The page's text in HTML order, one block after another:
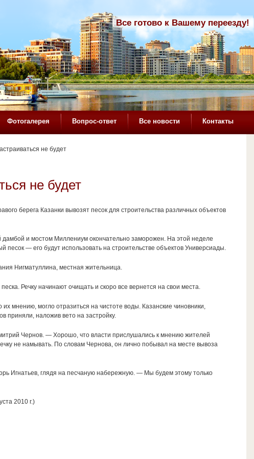
Все готово к Вашему переезду!
Фотогалерея Вопрос-ответ Все новости Контакты
не будет
не будет
берега Казанки вывозят песок для строительства различных объектов
дамбой и мостом Миллениум окончательно заморожен. На этой неделе
песок — его будут использовать на строительстве объектов Универсиады.
Нигматуллина, местная жительница.
Речку начинают очищать и скоро все вернется на свои места.
мнению, могло отразиться на чистоте воды. Казанские чиновники,
приняли, наложив вето на застройку.
Чернов. — Хорошо, что власти прислушались к мнению жителей
не намывать. По словам Чернова, он лично побывал на месте вывоза
Игнатьев, глядя на песчаную набережную. — Мы будем этому только
2010 г.)